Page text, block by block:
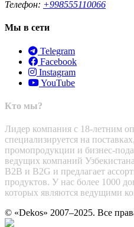
Телефон: +998555110066
Мы в сети
Telegram
Facebook
Instagram
YouTube
Кто мы?
Лидер компания с 18-летним
специализируется на
промопродукции и бизнес-
ведущих компаний
B2B и B2G и предлагает
продуктов. У нас более 1000
которых являются ведущими
© «Dekos» 2007–2025. Все